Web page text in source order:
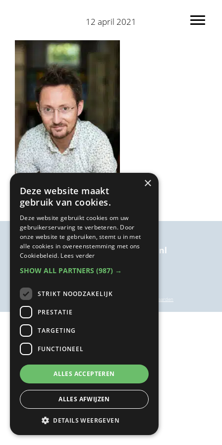
hoofdnavigatie
hoofd
inhoud
12 april 2021
welkom@kairosbijkanker.nl
inschrijf- en annuleringsvoorwaarden
×
Deze website maakt
gebruik van cookies.
Deze website gebruikt cookies om uw
gebruikerservaring te verbeteren. Door
onze website te gebruiken, stemt u in met
alle cookies in overeenstemming met ons
Cookiebeleid. Lees verder
SHOW ALL PARTNERS (987) →
STRIKT NOODZAKELIJK
PRESTATIE
TARGETING
FUNCTIONEEL
ALLES ACCEPTEREN
ALLES AFWIJZEN
DETAILS WEERGEVEN